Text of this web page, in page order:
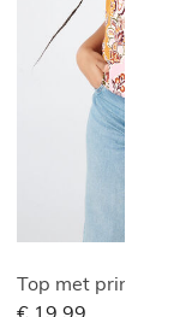
Top met print en V